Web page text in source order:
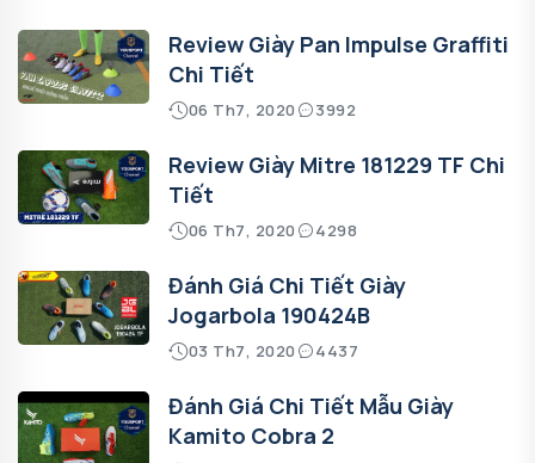
Review Giày Pan Impulse Graffiti
Chi Tiết
06 Th7, 2020 3992
Review Giày Mitre 181229 TF Chi
Tiết
06 Th7, 2020 4298
Đánh Giá Chi Tiết Giày
Jogarbola 190424B
03 Th7, 2020 4437
Đánh Giá Chi Tiết Mẫu Giày
Kamito Cobra 2